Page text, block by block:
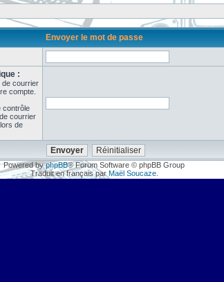
Envoyer le mot de passe
:
de courrier
compte.
contrôle
de courrier
de
Powered byphpBB® Forum Software © phpBB Group
Traduit en français par Maël Soucaze.